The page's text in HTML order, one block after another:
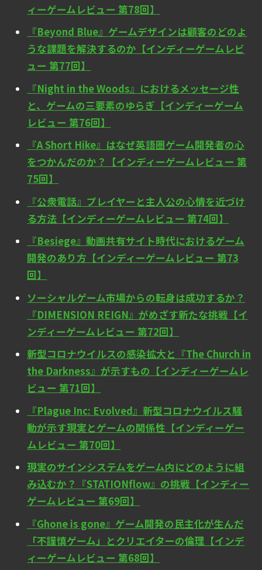
ィーゲームレビュー 第78回】
『Beyond Blue』ゲームデザインは顧客のどのよ
うな課題を解決するのか【インディーゲームレビ
ュー 第77回】
『Night in the Woods』におけるメッセージ性
と、ゲームの三要素のゆらぎ【インディーゲーム
レビュー 第76回】
『A Short Hike』はなぜ英語圏ゲーム開発者の心
をつかんだのか？【インディーゲームレビュー 第
75回】
『公衆電話』プレイヤーと主人公の心情を近づけ
る方法【インディーゲームレビュー 第74回】
『Besiege』動画共有サイト時代におけるゲーム
開発のあり方【インディーゲームレビュー 第73
回】
ソーシャルゲーム市場からの転身は成功するか？
『DIMENSION REIGN』がめざす新たな挑戦【イ
ンディーゲームレビュー 第72回】
新型コロナウイルスの感染拡大と『The Church in
the Darkness』が示すもの【インディーゲームレ
ビュー 第71回】
『Plague Inc: Evolved』新型コロナウイルス騒
動が示す現実とゲームの関係性【インディーゲー
ムレビュー 第70回】
現実のサインシステムをゲーム内にどのように組
み込むか？『STATIONflow』の挑戦【インディー
ゲームレビュー 第69回】
『Ghone is gone』ゲーム開発の民主化が生んだ
「不謹慎ゲーム」とクリエイターの倫理【インデ
ィーゲームレビュー 第68回】